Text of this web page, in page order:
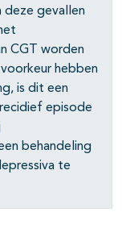
deze gevallen
CGT worden
hebben
is dit een
episode
behandeling
te